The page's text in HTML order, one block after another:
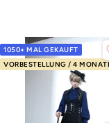
1050+ MAL GEKAUFT
VORBESTELLUNG / 4